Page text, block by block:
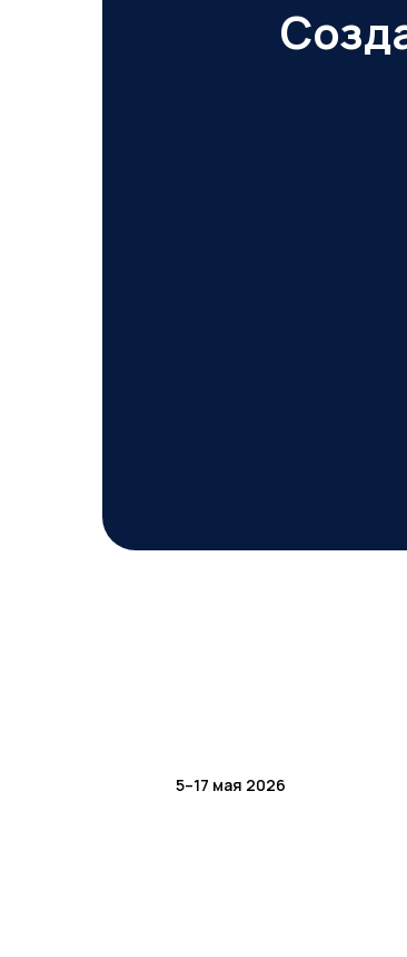
5–17 мая 2026